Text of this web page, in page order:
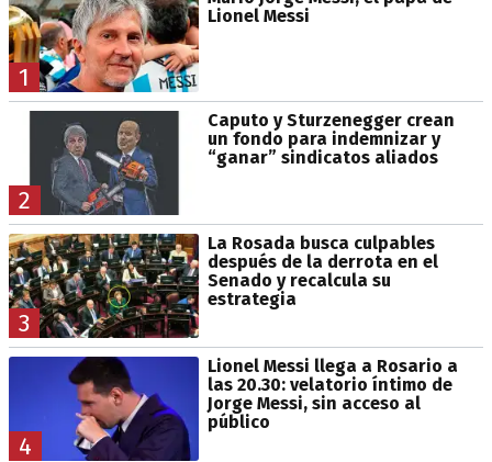
1
Lionel Messi
2
Caputo y Sturzenegger crean
un fondo para indemnizar y
“ganar” sindicatos aliados
3
La Rosada busca culpables
después de la derrota en el
Senado y recalcula su
estrategia
4
Lionel Messi llega a Rosario a
las 20.30: velatorio íntimo de
Jorge Messi, sin acceso al
público